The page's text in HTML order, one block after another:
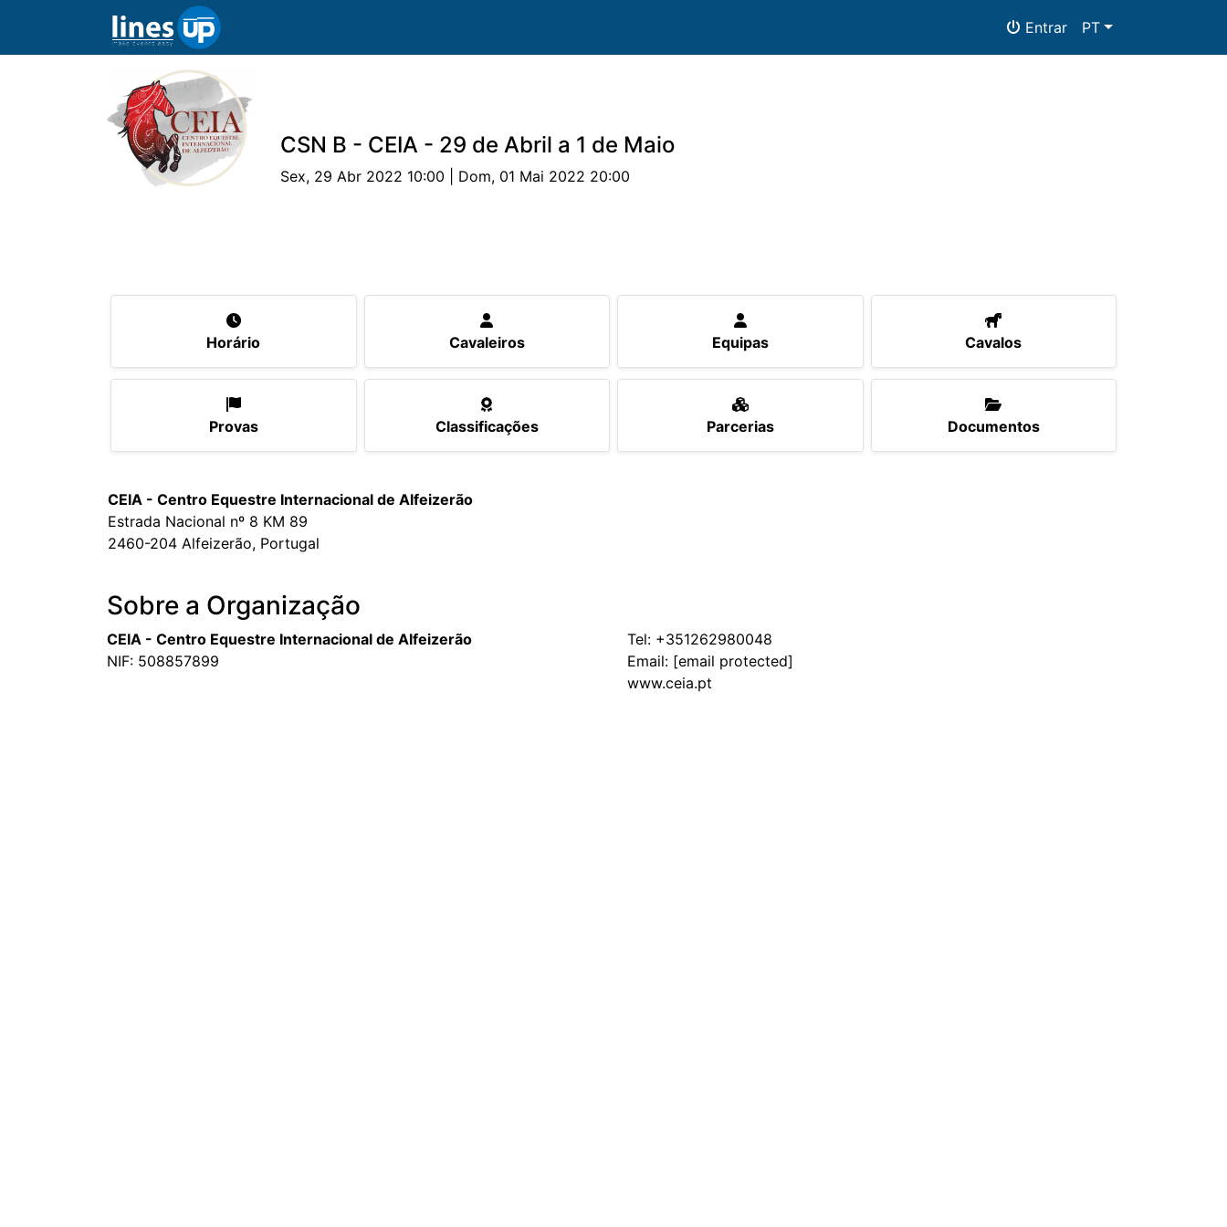
Entrar PT
CSN B - CEIA - 29 de Abril a 1 de Maio
Sex, 29 Abr 2022 10:00 | Dom, 01 Mai 2022 20:00
Horário Cavaleiros Equipas Cavalos
Provas Classificações Parcerias Documentos
CEIA - Centro Equestre Internacional de Alfeizerão
Estrada Nacional nº 8 KM 89
2460-204 Alfeizerão, Portugal
Sobre a Organização
CEIA - Centro Equestre Internacional de Alfeizerão
NIF: 508857899
Tel: +351262980048
Email: [email protected]
www.ceia.pt